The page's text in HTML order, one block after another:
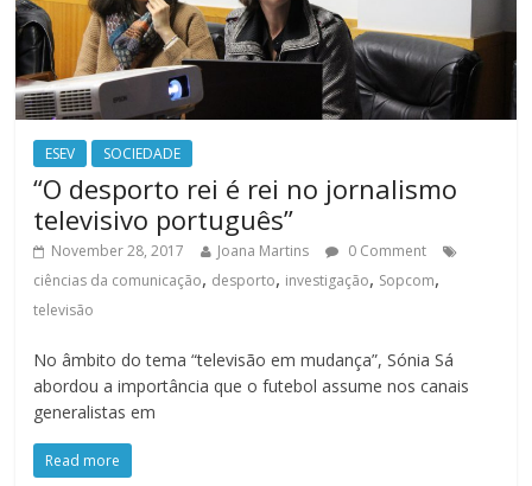
ESEV SOCIEDADE
“O desporto rei é rei no jornalismo
televisivo português”
November 28, 2017 Joana Martins
0 Comment
ciências da comunicação, desporto, investigação, Sopcom,
televisão
No âmbito do tema “televisão em mudança”, Sónia Sá
abordou a importância que o futebol assume nos canais
generalistas em
Read more